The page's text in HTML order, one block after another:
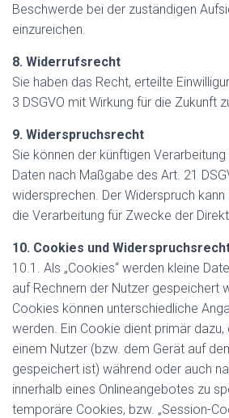
Beschwerde bei der zuständigen
einzureichen.
8. Widerrufsrecht
Sie haben das Recht, erteilte
3 DSGVO mit Wirkung für die Zukunft
9. Widerspruchsrecht
Sie können der künftigen
Daten nach Maßgabe des Art. 21
widersprechen. Der Widerspruch
die Verarbeitung für Zwecke der
10. Cookies und
10.1. Als „Cookies“ werden kleine
auf Rechnern der Nutzer gespeichert
Cookies können unterschiedliche
werden. Ein Cookie dient primär dazu,
einem Nutzer (bzw. dem Gerät auf
gespeichert ist) während oder auch
innerhalb eines Onlineangebotes zu
temporäre Cookies, bzw. „Session-